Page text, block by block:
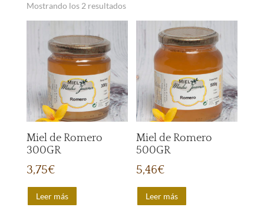
Mostrando los 2 resultados
Miel de Romero
300GR
3,75€
Leer más
Miel de Romero
500GR
5,46€
Leer más